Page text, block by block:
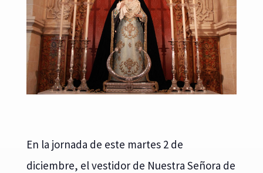
En la jornada de este martes 2 de
diciembre, el vestidor de Nuestra Señora de